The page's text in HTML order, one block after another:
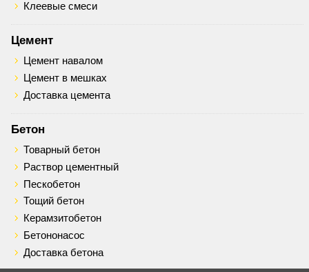
Клеевые смеси
Цемент
Цемент навалом
Цемент в мешках
Доставка цемента
Бетон
Товарный бетон
Раствор цементный
Пескобетон
Тощий бетон
Керамзитобетон
Бетононасос
Доставка бетона